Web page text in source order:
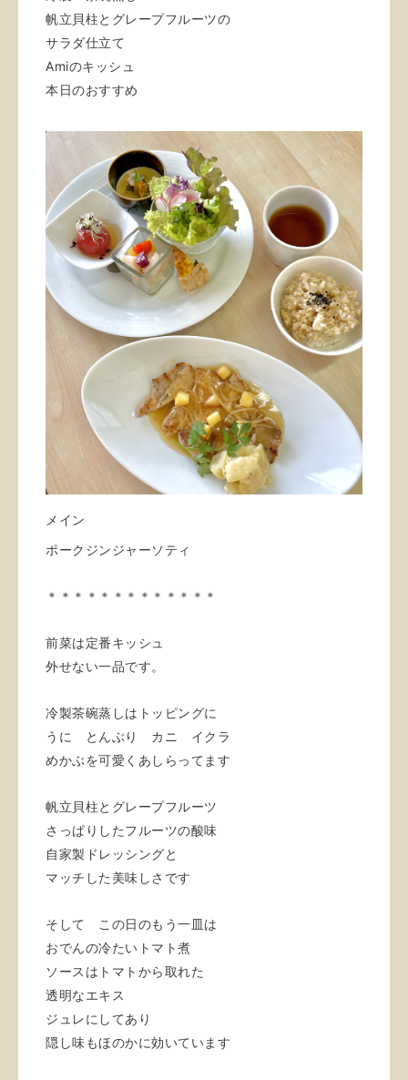
帆立貝柱とグレープフルーツの
サラダ仕立て
Amiのキッシュ
本日のおすすめ
メイン
ポークジンジャーソティ
＊＊＊＊＊＊＊＊＊＊＊＊＊
前菜は定番キッシュ
外せない一品です。
冷製茶碗蒸しはトッピングに
うに とんぶり カニ イクラ
めかぶを可愛くあしらってます
帆立貝柱とグレープフルーツ
さっぱりしたフルーツの酸味
自家製ドレッシングと
マッチした美味しさです
そして この日のもう一皿は
おでんの冷たいトマト煮
ソースはトマトから取れた
透明なエキス
ジュレにしてあり
隠し味もほのかに効いています